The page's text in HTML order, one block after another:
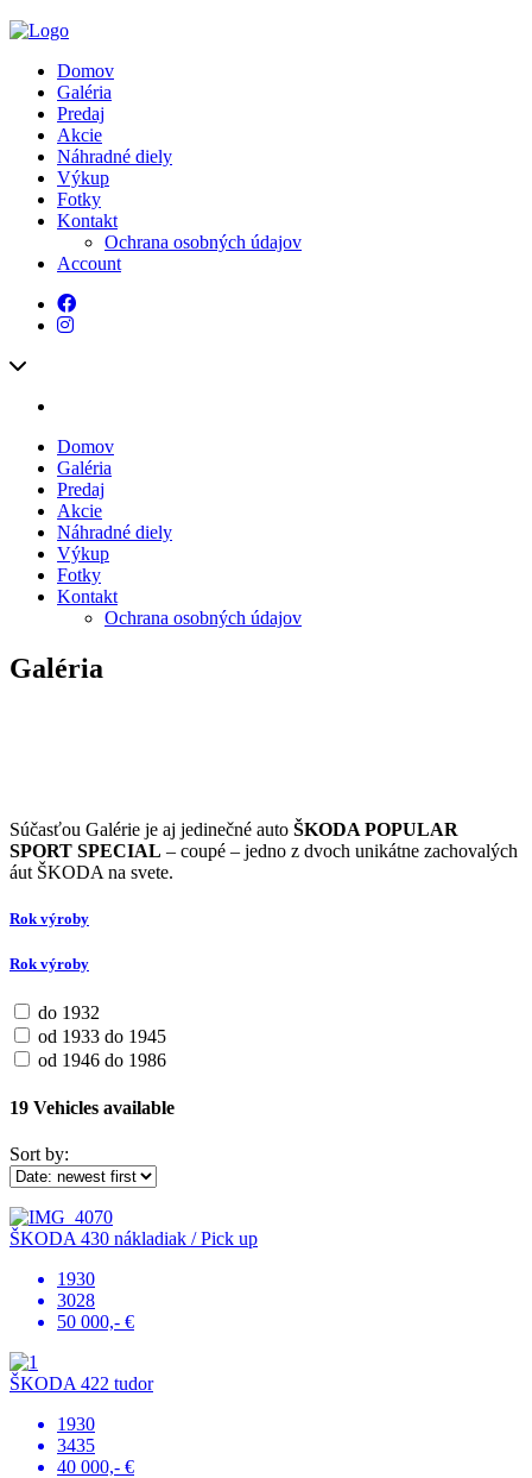
Domov
Galéria
Predaj
Akcie
Náhradné diely
Výkup
Fotky
Kontakt
Ochrana osobných údajov
Account
Domov
Galéria
Predaj
Akcie
Náhradné diely
Výkup
Fotky
Kontakt
Ochrana osobných údajov
Galéria
Súčasťou Galérie je aj jedinečné auto ŠKODA POPULAR
SPORT SPECIAL – coupé – jedno z dvoch unikátne zachovalých
áut ŠKODA na svete.
Rok výroby
Rok výroby
do 1932
od 1933 do 1945
od 1946 do 1986
19 Vehicles available
Sort by:
ŠKODA 430 nákladiak / Pick up
1930
3028
50 000,- €
ŠKODA 422 tudor
1930
3435
40 000,- €